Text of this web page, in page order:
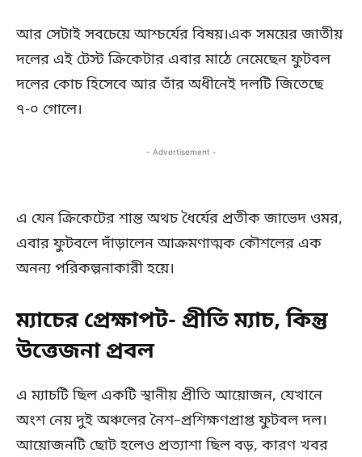
আর সেটাই সবচেয়ে আশ্চর্যের বিষয়।এক সময়ের জাতীয়
দলের এই টেস্ট ক্রিকেটার এবার মাঠে নেমেছেন ফুটবল
দলের কোচ হিসেবে আর তাঁর অধীনেই দলটি জিতেছে
৭-০ গোলে।
- Advertisement -
এ যেন ক্রিকেটের শান্ত অথচ ধৈর্যের প্রতীক জাভেদ ওমর,
এবার ফুটবলে দাঁড়ালেন আক্রমণাত্মক কৌশলের এক
অনন্য পরিকল্পনাকারী হয়ে।
ম্যাচের প্রেক্ষাপট- প্রীতি ম্যাচ, কিন্তু
উত্তেজনা প্রবল
এ ম্যাচটি ছিল একটি স্থানীয় প্রীতি আয়োজন, যেখানে
অংশ নেয় দুই অঞ্চলের নৈশ–প্রশিক্ষণপ্রাপ্ত ফুটবল দল।
আয়োজনটি ছোট হলেও প্রত্যাশা ছিল বড়, কারণ খবর